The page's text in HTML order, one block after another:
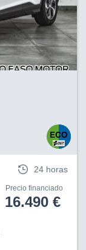
24 horas
Precio financiado
16.490 €